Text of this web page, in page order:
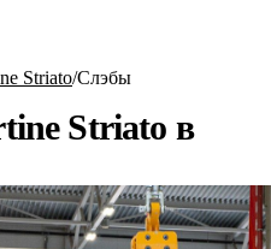
Striato Слэбы
Striato в